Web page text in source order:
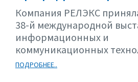
Компания РЕЛЭКС
38-й международной
информационных и
коммуникационных
ПОДРОБНЕЕ..